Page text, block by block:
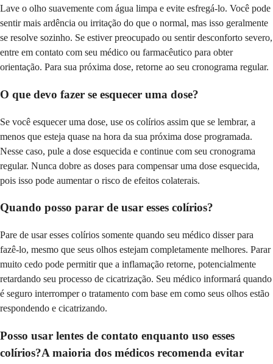
Lave o olho suavemente com água limpa e evite esfregá-lo. Você pode
sentir mais ardência ou irritação do que o normal, mas isso geralmente
se resolve sozinho. Se estiver preocupado ou sentir desconforto severo,
entre em contato com seu médico ou farmacêutico para obter
orientação. Para sua próxima dose, retorne ao seu cronograma regular.
O que devo fazer se esquecer uma dose?
Se você esquecer uma dose, use os colírios assim que se lembrar, a
menos que esteja quase na hora da sua próxima dose programada.
Nesse caso, pule a dose esquecida e continue com seu cronograma
regular. Nunca dobre as doses para compensar uma dose esquecida,
pois isso pode aumentar o risco de efeitos colaterais.
Quando posso parar de usar esses colírios?
Pare de usar esses colírios somente quando seu médico disser para
fazê-lo, mesmo que seus olhos estejam completamente melhores. Parar
muito cedo pode permitir que a inflamação retorne, potencialmente
retardando seu processo de cicatrização. Seu médico informará quando
é seguro interromper o tratamento com base em como seus olhos estão
respondendo e cicatrizando.
Posso usar lentes de contato enquanto uso esses
colírios?A maioria dos médicos recomenda evitar